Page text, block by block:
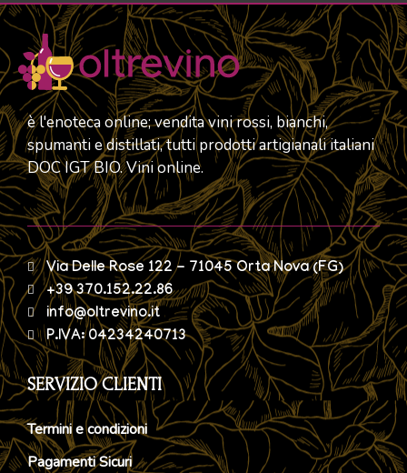
è l'enoteca online; vendita vini rossi, bianchi,
spumanti e distillati, tutti prodotti artigianali italiani
DOC IGT BIO. Vini online.
Via Delle Rose 122 - 71045 Orta Nova (FG)
+39 370.152.22.86
info@oltrevino.it
P.IVA: 04234240713
SERVIZIO CLIENTI
Termini e condizioni
Pagamenti Sicuri